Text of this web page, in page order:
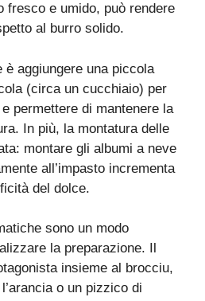
fresco e umido, può rendere
al burro solido.
è aggiungere una piccola
(circa un cucchiaio) per
permettere di mantenere la
In più, la montatura delle
montare gli albumi a neve
all’impasto incrementa
del dolce.
sono un modo
la preparazione. Il
insieme al brocciu,
o un pizzico di